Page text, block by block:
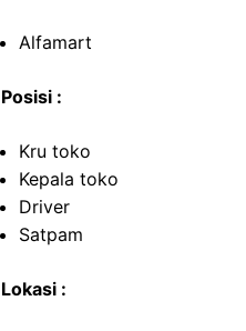
Alfamart
Posisi :
Kru toko
Kepala toko
Driver
Satpam
Lokasi :